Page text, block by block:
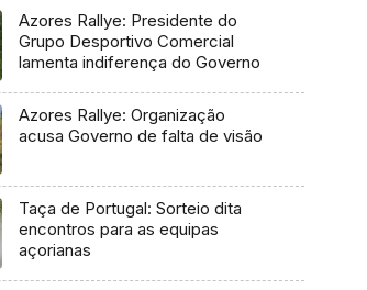
Azores Rallye: Presidente do
Grupo Desportivo Comercial
lamenta indiferença do Governo
Azores Rallye: Organização
acusa Governo de falta de visão
Taça de Portugal: Sorteio dita
encontros para as equipas
açorianas